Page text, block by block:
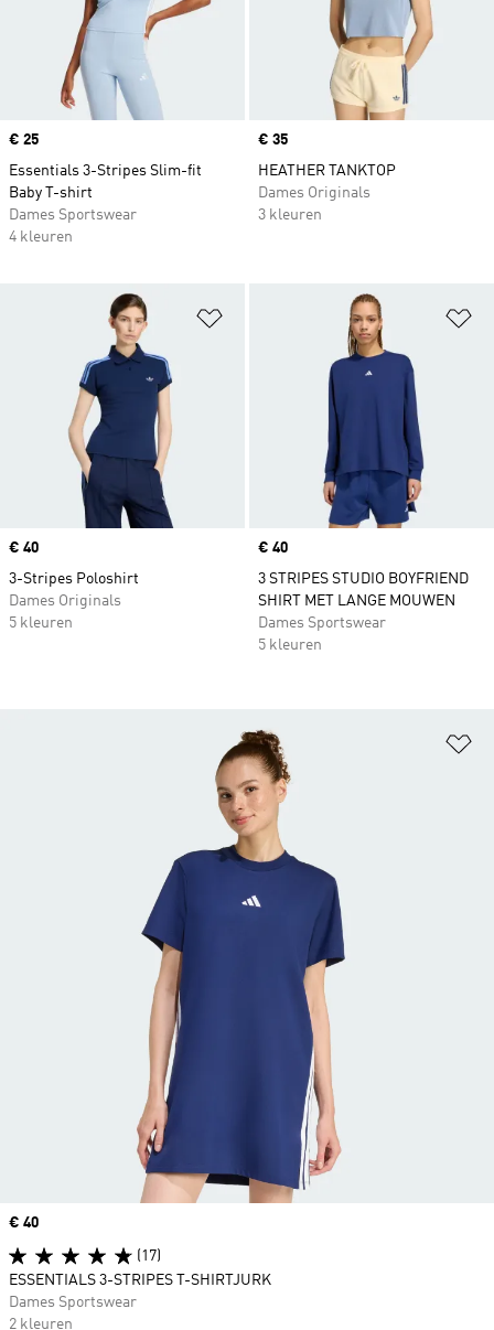
Price
€ 25
Essentials 3-Stripes Slim-fit
Baby T-shirt
Dames Sportswear
4 kleuren
Price
€ 35
HEATHER TANKTOP
Dames Originals
3 kleuren
Op verlanglijst zetten
Price
€ 40
3-Stripes Poloshirt
Dames Originals
5 kleuren
Price
€ 40
3 STRIPES STUDIO BOYFRIEND
SHIRT MET LANGE MOUWEN
Dames Sportswear
5 kleuren
Price
€ 40
(17)
ESSENTIALS 3-STRIPES T-SHIRTJURK
Dames Sportswear
2 kleuren